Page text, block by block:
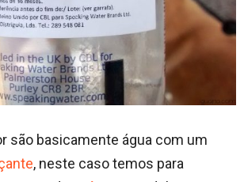
são basicamente água com um
, neste caso temos para